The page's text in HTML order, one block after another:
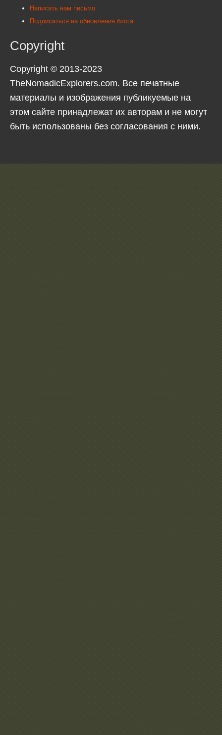
Написать нам письмо
Подписаться на обновления блога
Copyright
Copyright © 2013-2023
TheNomadicExplorers.com. Все печатные
материалы и изображения публикуемые на
этом сайте принадлежат их авторам и не могут
быть использованы без согласования с ними.